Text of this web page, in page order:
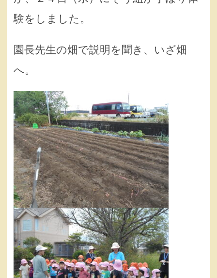
験をしました。
園長先生の畑で説明を聞き、いざ畑
へ。